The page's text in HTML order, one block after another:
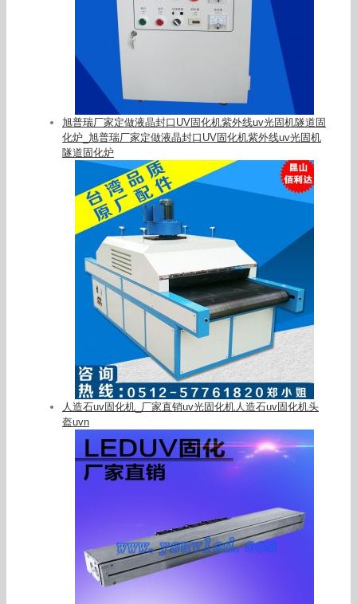
旭普瑞厂家定做液晶封口UV固化机紫外线uv光固机隧道固
化炉_旭普瑞厂家定做液晶封口UV固化机紫外线uv光固机
隧道固化炉
人造石uv固化机_厂家直销uv光固化机人造石uv固化机头
盔uvn